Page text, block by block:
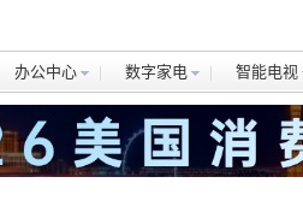
办公中心 数字家电 智能电视